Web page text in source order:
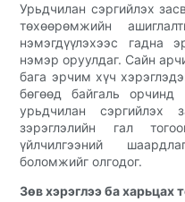
Урьдчилан сэргийлэх
төхөөрөмжийн
нэмэгдүүлэхээс гадна
нэмэр оруулдаг. Сайн
бага эрчим хүч
бөгөөд байгаль орчинд
урьдчилан сэргийлэх
зэрэглэлийн гал
үйлчилгээний
боломжийг олгодог.
Зөв хэрэглээ ба харьцах